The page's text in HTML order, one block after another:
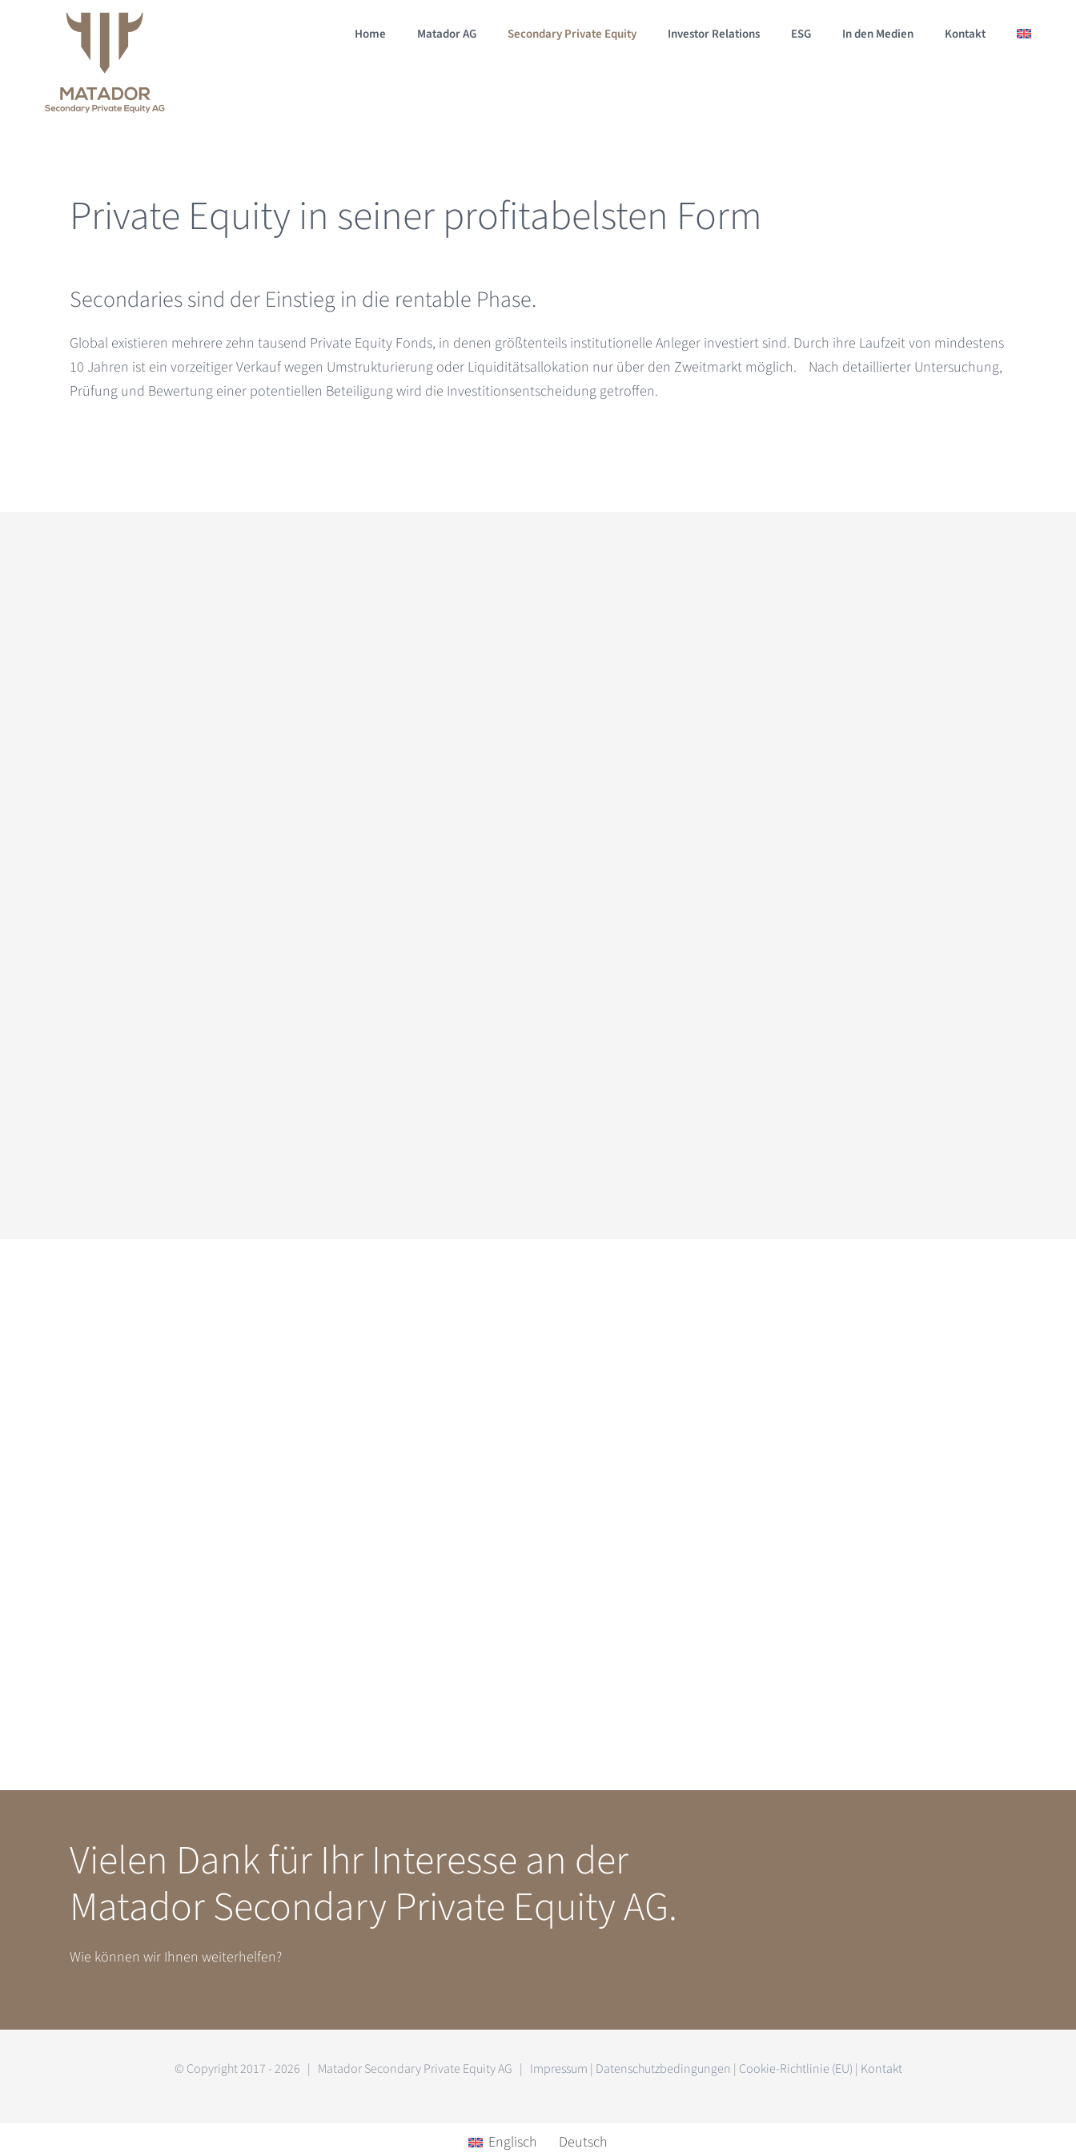
Home Matador AG Secondary Private Equity Investor Relations ESG In den Medien Kontakt
Private Equity in seiner profitabelsten Form
Secondaries sind der Einstieg in die rentable Phase.
Global existieren mehrere zehn tausend Private Equity Fonds, in denen größtenteils institutionelle Anleger investiert sind. Durch ihre Laufzeit von mindestens
10 Jahren ist ein vorzeitiger Verkauf wegen Umstrukturierung oder Liquiditätsallokation nur über den Zweitmarkt möglich. Nach detaillierter Untersuchung,
Prüfung und Bewertung einer potentiellen Beteiligung wird die Investitionsentscheidung getroffen.
Vielen Dank für Ihr Interesse an der
Matador Secondary Private Equity AG.
Wie können wir Ihnen weiterhelfen?
© Copyright 2017 -2026 | Matador Secondary Private Equity AG | Impressum | Datenschutzbedingungen | Cookie-Richtlinie (EU) | Kontakt
Englisch Deutsch